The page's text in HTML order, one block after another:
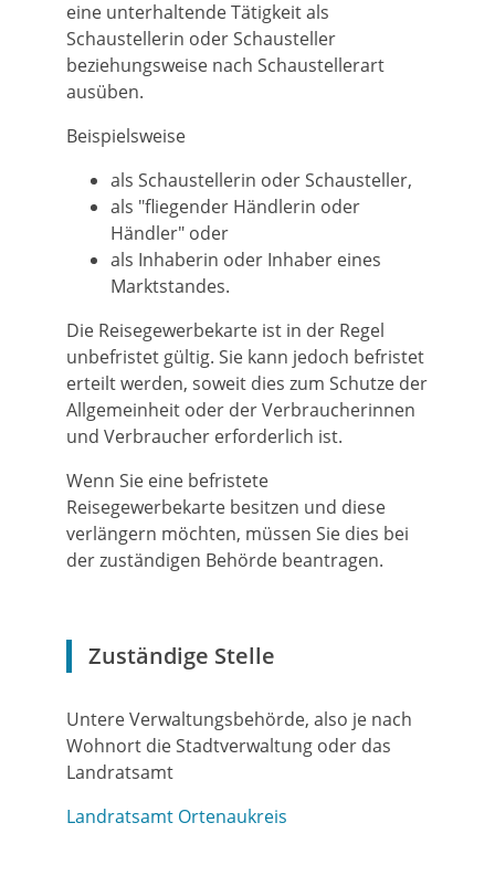
eine unterhaltende Tätigkeit als
Schaustellerin oder Schausteller
beziehungsweise nach Schaustellerart
ausüben.
Beispielsweise
als Schaustellerin oder Schausteller,
als "fliegender Händlerin oder
Händler" oder
als Inhaberin oder Inhaber eines
Marktstandes.
Die Reisegewerbekarte ist in der Regel
unbefristet gültig. Sie kann jedoch befristet
erteilt werden, soweit dies zum Schutze der
Allgemeinheit oder der Verbraucherinnen
und Verbraucher erforderlich ist.
Wenn Sie eine befristete
Reisegewerbekarte besitzen und diese
verlängern möchten, müssen Sie dies bei
der zuständigen Behörde beantragen.
Zuständige Stelle
Untere Verwaltungsbehörde, also je nach
Wohnort die Stadtverwaltung oder das
Landratsamt
Landratsamt Ortenaukreis